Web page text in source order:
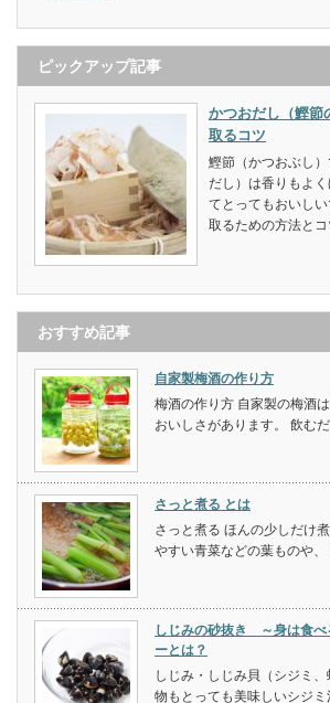
ピックアップ記事
かつおだし（鰹節
取るコツ
鰹節（かつおぶし
だし）は香りもよ
てとってもおいし
取るための方法とコ
おすすめ記事
自家製梅酒の作り方
梅酒の作り方 自家製の梅酒
おいしさがあります。 飲む
さっと煮る とは
さっと煮る ほんの少しだけ
やすい青菜などの葉ものや、
しじみの砂抜き ～身は食べ
ーとは？
しじみ・しじみ貝（シジミ
物もとっても美味しいシジ